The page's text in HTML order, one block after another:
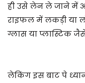
ही उसे लेन ले जाने में
राइफल में लकड़ी या
ग्लास या प्लास्टिक
लेकिंग इस बाट पे